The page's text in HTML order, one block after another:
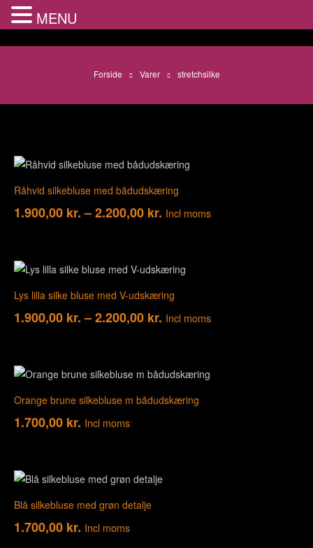
Forside Varer stretchsilke
Råhvid silkebluse med bådudskæring
1.900,00 kr. –2.200,00 kr. Incl moms
Lys lilla silke bluse med V-udskæring
1.900,00 kr. –2.200,00 kr. Incl moms
Orange brune silkebluse m bådudskæring
1.700,00 kr. Incl moms
Blå silkebluse med grøn detalje
1.700,00 kr. Incl moms
MENU